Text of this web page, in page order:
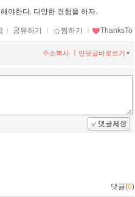
야한다. 다양한 경험을 하자.
ｌ 공유하기 ｌ 찜하기 ｌ ThanksTo
먼댓글바로쓰기
주소복사
댓글(0)